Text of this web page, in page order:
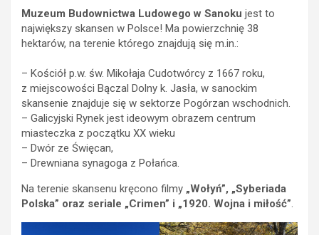
Muzeum Budownictwa Ludowego w Sanoku jest to
największy skansen w Polsce! Ma powierzchnię 38
hektarów, na terenie którego znajdują się m.in.:
– Kościół p.w. św. Mikołaja Cudotwórcy z 1667 roku,
z miejscowości Bączal Dolny k. Jasła, w sanockim
skansenie znajduje się w sektorze Pogórzan wschodnich.
– Galicyjski Rynek jest ideowym obrazem centrum
miasteczka z początku XX wieku
– Dwór ze Święcan,
– Drewniana synagoga z Połańca.
Na terenie skansenu kręcono filmy „Wołyń”, „Syberiada
Polska” oraz seriale „Crimen” i „1920. Wojna i miłość”.